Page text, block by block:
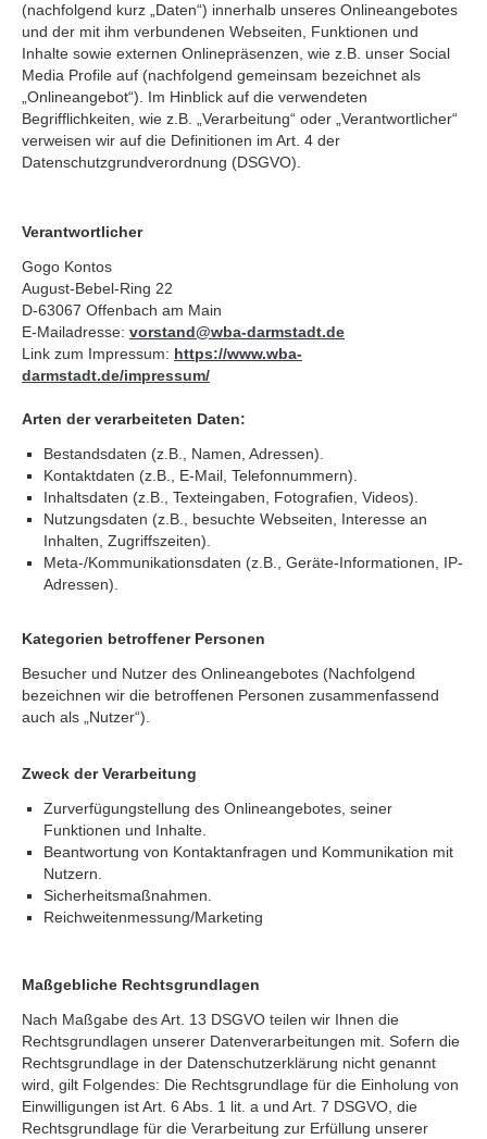
(nachfolgend kurz „Daten“) innerhalb unseres Onlineangebotes
und der mit ihm verbundenen Webseiten, Funktionen und
Inhalte sowie externen Onlinepräsenzen, wie z.B. unser Social
Media Profile auf (nachfolgend gemeinsam bezeichnet als
„Onlineangebot“). Im Hinblick auf die verwendeten
Begrifflichkeiten, wie z.B. „Verarbeitung“ oder „Verantwortlicher“
verweisen wir auf die Definitionen im Art. 4 der
Datenschutzgrundverordnung (DSGVO).
Verantwortlicher
Gogo Kontos
August-Bebel-Ring 22
D-63067 Offenbach am Main
E-Mailadresse: vorstand@wba-darmstadt.de
Link zum Impressum: https://www.wba-
darmstadt.de/impressum/
Arten der verarbeiteten Daten:
Bestandsdaten (z.B., Namen, Adressen).
Kontaktdaten (z.B., E-Mail, Telefonnummern).
Inhaltsdaten (z.B., Texteingaben, Fotografien, Videos).
Nutzungsdaten (z.B., besuchte Webseiten, Interesse an
Inhalten, Zugriffszeiten).
Meta-/Kommunikationsdaten (z.B., Geräte-Informationen, IP-
Adressen).
Kategorien betroffener Personen
Besucher und Nutzer des Onlineangebotes (Nachfolgend
bezeichnen wir die betroffenen Personen zusammenfassend
auch als „Nutzer“).
Zweck der Verarbeitung
Zurverfügungstellung des Onlineangebotes, seiner
Funktionen und Inhalte.
Beantwortung von Kontaktanfragen und Kommunikation mit
Nutzern.
Sicherheitsmaßnahmen.
Reichweitenmessung/Marketing
Maßgebliche Rechtsgrundlagen
Nach Maßgabe des Art. 13 DSGVO teilen wir Ihnen die
Rechtsgrundlagen unserer Datenverarbeitungen mit. Sofern die
Rechtsgrundlage in der Datenschutzerklärung nicht genannt
wird, gilt Folgendes: Die Rechtsgrundlage für die Einholung von
Einwilligungen ist Art. 6 Abs. 1 lit. a und Art. 7 DSGVO, die
Rechtsgrundlage für die Verarbeitung zur Erfüllung unserer